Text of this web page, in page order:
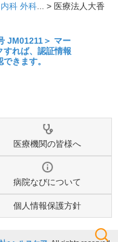
内科 外科 ... > 医療法人大香
医療機関の皆様へ
病院なびについて
個人情報保護方針